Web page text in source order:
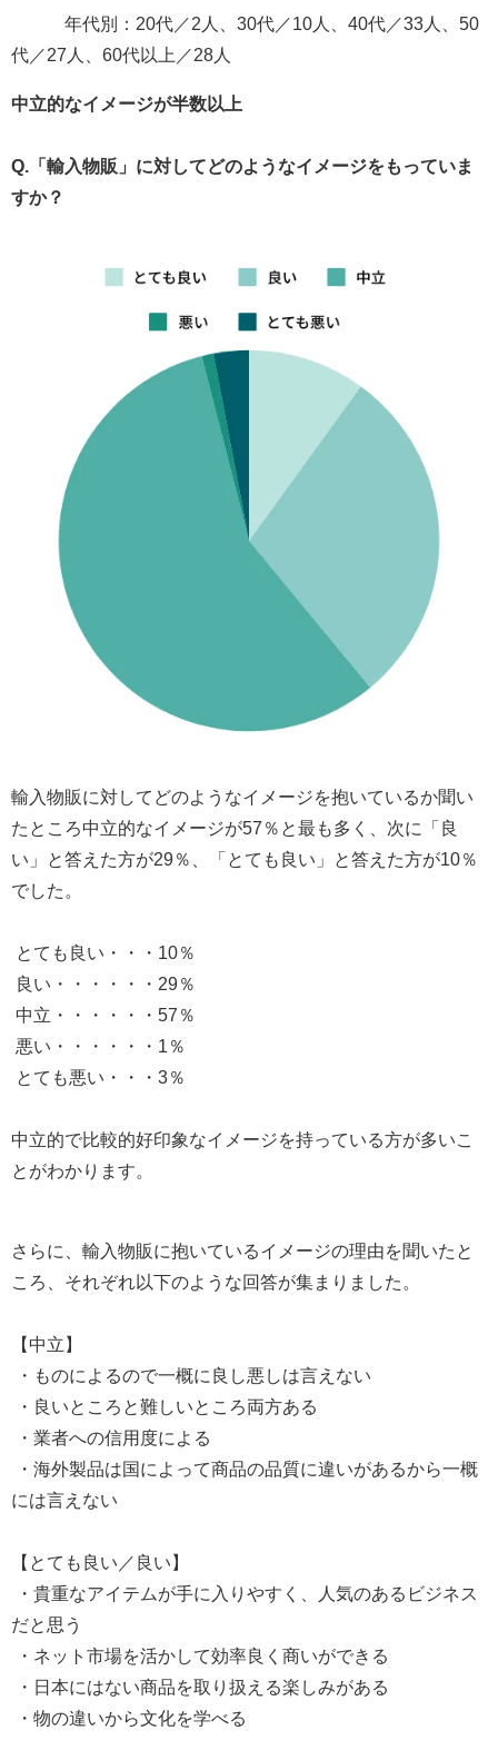
年代別：20代／2人、30代／10人、40代／33人、50
代／27人、60代以上／28人
中立的なイメージが半数以上
Q.「輸入物販」に対してどのようなイメージをもっていま
すか？
輸入物販に対してどのようなイメージを抱いているか聞い
たところ中立的なイメージが57％と最も多く、次に「良
い」と答えた方が29％、「とても良い」と答えた方が10％
でした。
とても良い・・・10％
良い・・・・・・29％
中立・・・・・・57％
悪い・・・・・・1％
とても悪い・・・3％
中立的で比較的好印象なイメージを持っている方が多いこ
とがわかります。
さらに、輸入物販に抱いているイメージの理由を聞いたと
ころ、それぞれ以下のような回答が集まりました。
【中立】
・ものによるので一概に良し悪しは言えない
・良いところと難しいところ両方ある
・業者への信用度による
・海外製品は国によって商品の品質に違いがあるから一概
には言えない
【とても良い／良い】
・貴重なアイテムが手に入りやすく、人気のあるビジネス
だと思う
・ネット市場を活かして効率良く商いができる
・日本にはない商品を取り扱える楽しみがある
・物の違いから文化を学べる